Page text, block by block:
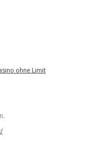
ohne Limit